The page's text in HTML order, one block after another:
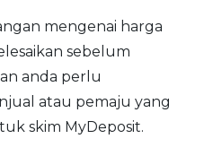
mengenai harga
sebelum
anda perlu
atau pemaju yang
skim MyDeposit.